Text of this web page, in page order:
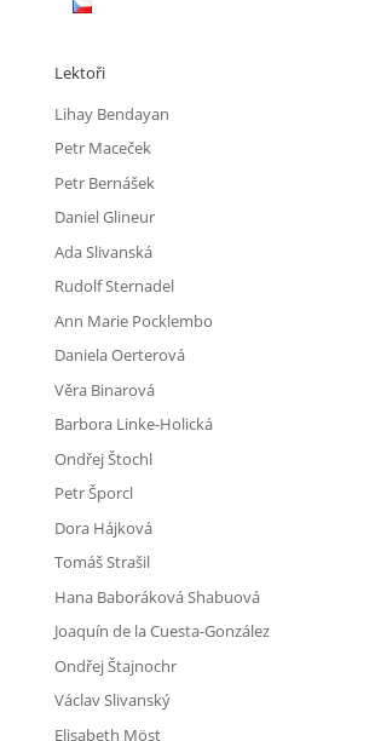
Lektoři
Lihay Bendayan
Petr Maceček
Petr Bernášek
Daniel Glineur
Ada Slivanská
Rudolf Sternadel
Ann Marie Pocklembo
Daniela Oerterová
Věra Binarová
Barbora Linke-Holická
Ondřej Štochl
Petr Šporcl
Dora Hájková
Tomáš Strašil
Hana Baboráková Shabuová
Joaquín de la Cuesta-González
Ondřej Štajnochr
Václav Slivanský
Elisabeth Möst